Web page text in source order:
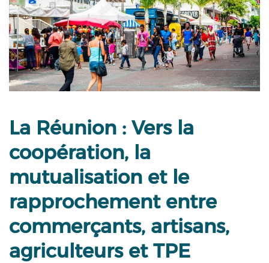
La Réunion : Vers la
coopération, la
mutualisation et le
rapprochement entre
commerçants, artisans,
agriculteurs et TPE